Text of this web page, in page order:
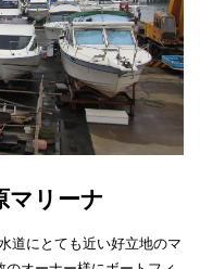
マリーナ
道にとても近い好立地のマ